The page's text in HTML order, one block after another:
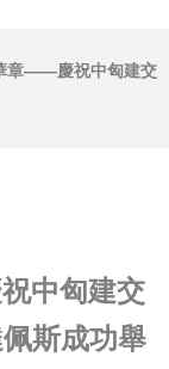
章——慶祝中匈建交
中匈建交
斯成功舉